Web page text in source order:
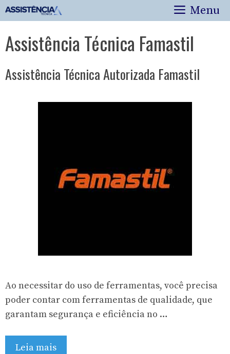
Pular
para
conteúdo
Menu
Assistência Técnica Famastil
Assistência Técnica Autorizada Famastil
Ao necessitar do uso de ferramentas, você precisa
poder contar com ferramentas de qualidade, que
garantam segurança e eficiência no …
Leia mais